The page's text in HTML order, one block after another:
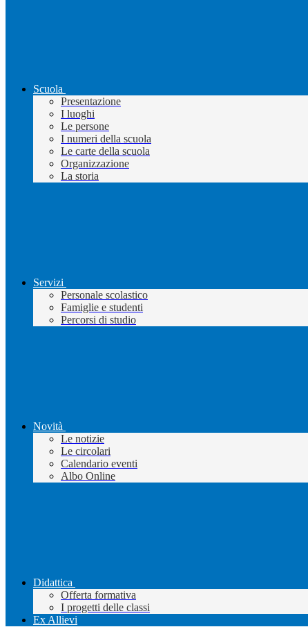
Scuola
Presentazione
I luoghi
Le persone
I numeri della scuola
Le carte della scuola
Organizzazione
La storia
Servizi
Personale scolastico
Famiglie e studenti
Percorsi di studio
Novità
Le notizie
Le circolari
Calendario eventi
Albo Online
Didattica
Offerta formativa
I progetti delle classi
Ex Allievi